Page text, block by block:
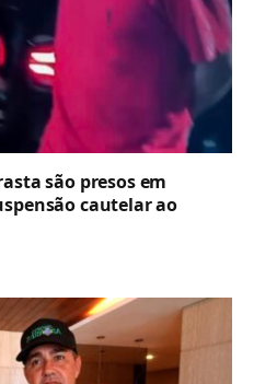
são presos em
cautelar ao